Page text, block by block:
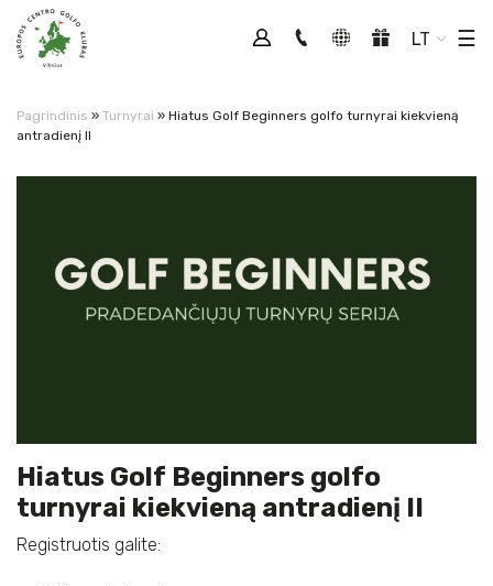
LT ☰
Pagrindinis » Turnyrai » Hiatus Golf Beginners golfo turnyrai kiekvieną
antradienį II
Hiatus Golf Beginners golfo
turnyrai kiekvieną antradienį II
Registruotis galite: